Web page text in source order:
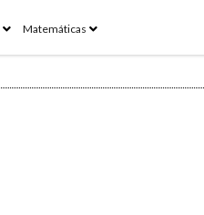
openMatemáticas open